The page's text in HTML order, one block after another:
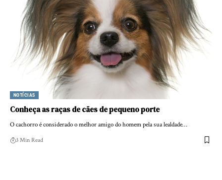
NOTÍCIAS
Conheça as raças de cães de pequeno porte
O cachorro é considerado o melhor amigo do homem pela sua lealdade…
3 Min Read